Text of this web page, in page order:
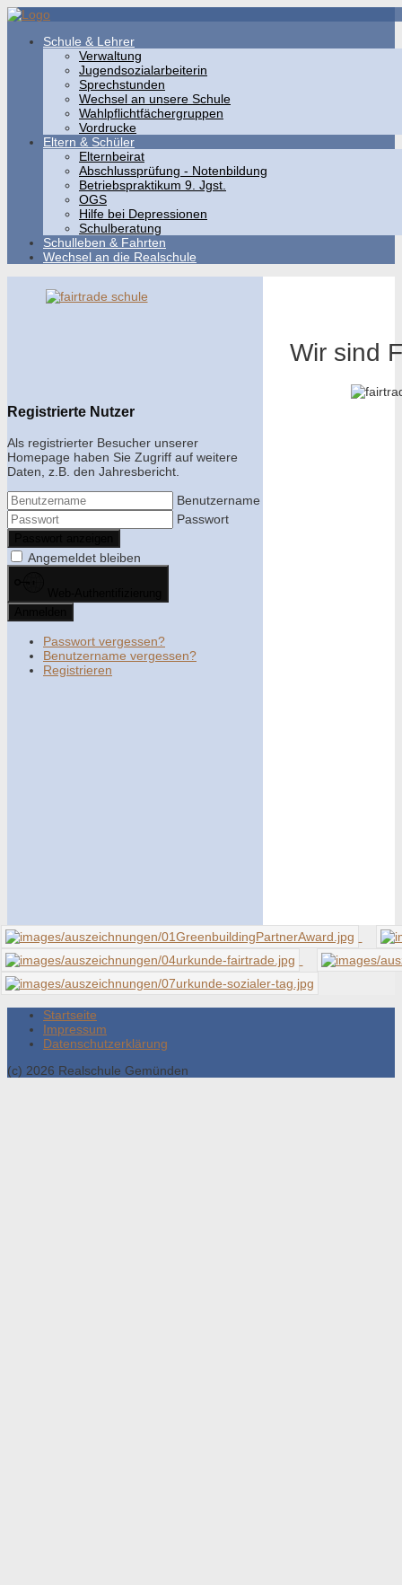
Schule & Lehrer
Verwaltung
Jugendsozialarbeiterin
Sprechstunden
Wechsel an unsere Schule
Wahlpflichtfächergruppen
Vordrucke
Eltern & Schüler
Elternbeirat
Abschlussprüfung - Notenbildung
Betriebspraktikum 9. Jgst.
OGS
Hilfe bei Depressionen
Schulberatung
Schulleben & Fahrten
Wechsel an die Realschule
Registrierte Nutzer
Als registrierter Besucher unserer
Homepage haben Sie Zugriff auf weitere
Daten, z.B. den Jahresbericht.
Benutzername
Passwort
Angemeldet bleiben
Passwort vergessen?
Benutzername vergessen?
Registrieren
Wir sind
Startseite
Impressum
Datenschutzerklärung
(c) 2026 Realschule Gemünden